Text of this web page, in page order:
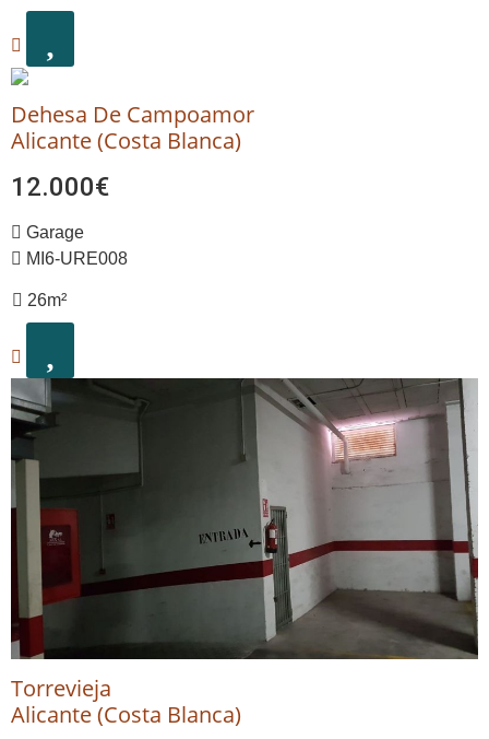
Dehesa De Campoamor
Alicante (Costa Blanca)
12.000€
Garage
MI6-URE008
26m²
Torrevieja
Alicante (Costa Blanca)